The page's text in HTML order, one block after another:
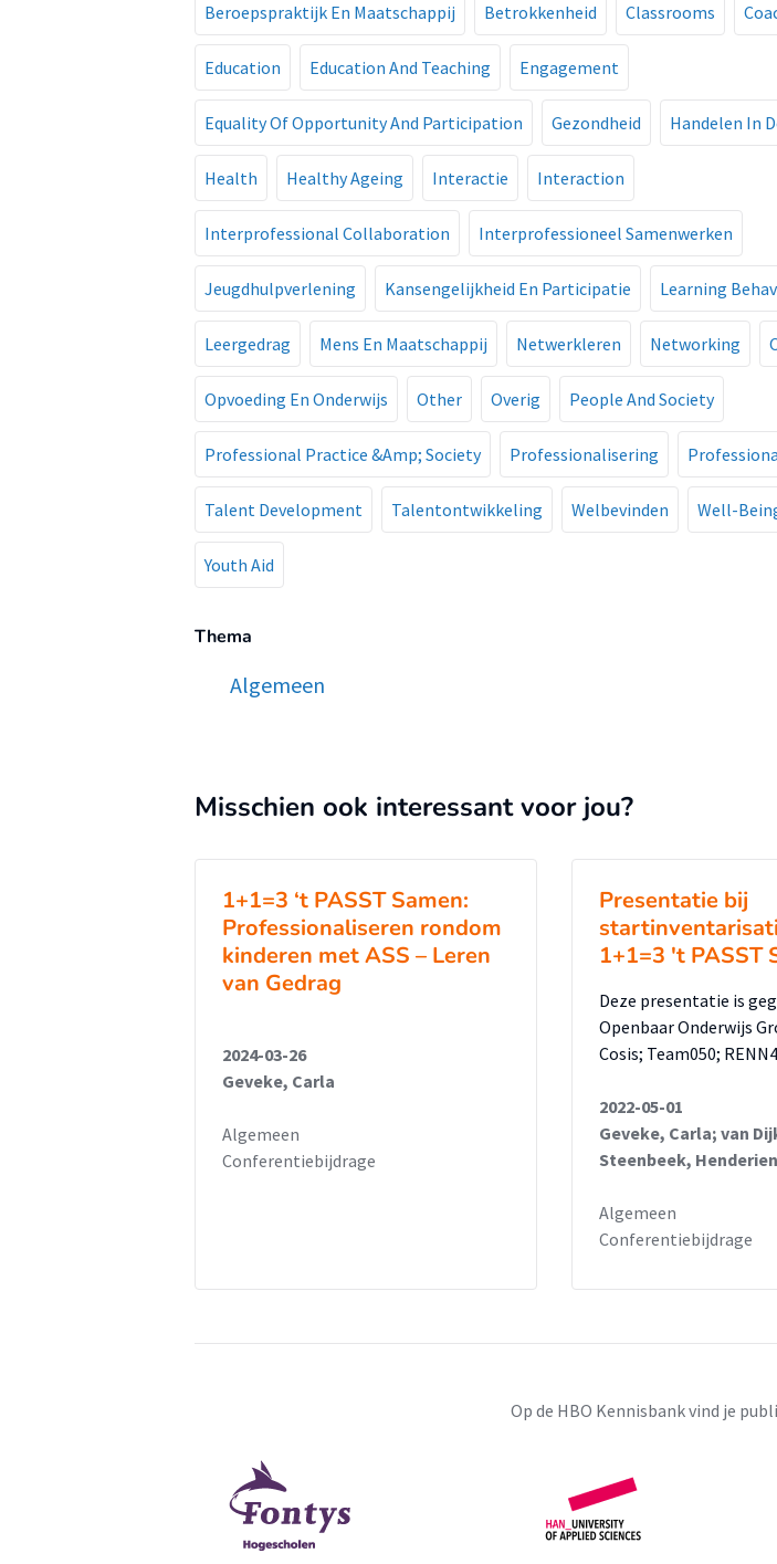
Beroepspraktijk En Maatschappij Betrokkenheid Classrooms
Education Education And Teaching Engagement
Equality Of Opportunity And Participation Gezondheid Handelen In
Health Healthy Ageing Interactie Interaction
Interprofessional Collaboration Interprofessioneel Samenwerken
Jeugdhulpverlening Kansengelijkheid En Participatie Learning
Leergedrag Mens En Maatschappij Netwerkleren Networking
Opvoeding En Onderwijs Other Overig People And Society
Professional Practice &Amp; Society Professionalisering
Talent Development Talentontwikkeling Welbevinden Well-
Youth Aid
Thema
Algemeen
Misschien ook interessant voor jou?
1+1=3 ‘t PASST Samen:
Professionaliseren rondom
kinderen met ASS – Leren
van Gedrag
2024-03-26
Geveke, Carla
Algemeen
Conferentiebijdrage
Presentatie bij
1+1=3 't PASST
Deze presentatie is
Openbaar Onderwijs
Cosis; Team050; RENN4
2022-05-01
Geveke, Carla; van
Steenbeek, Henderien
Algemeen
Conferentiebijdrage
Op de HBO Kennisbank vind je